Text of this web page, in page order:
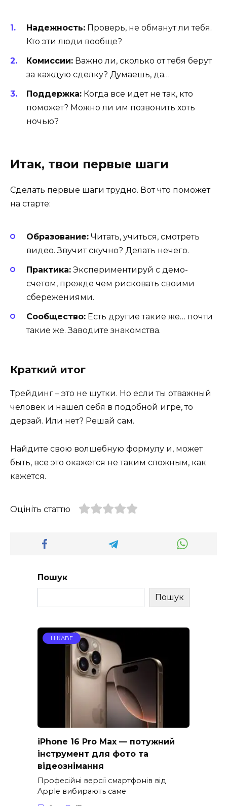
Надежность: Проверь, не обманут ли тебя.
Кто эти люди вообще?
Комиссии: Важно ли, сколько от тебя берут
за каждую сделку? Думаешь, да…
Поддержка: Когда все идет не так, кто
поможет? Можно ли им позвонить хоть
ночью?
Итак, твои первые шаги
Сделать первые шаги трудно. Вот что поможет
на старте:
Образование: Читать, учиться, смотреть
видео. Звучит скучно? Делать нечего.
Практика: Экспериментируй с демо-
счетом, прежде чем рисковать своими
сбережениями.
Сообщество: Есть другие такие же… почти
такие же. Заводите знакомства.
Краткий итог
Трейдинг – это не шутки. Но если ты отважный
человек и нашел себя в подобной игре, то
дерзай. Или нет? Решай сам.
Найдите свою волшебную формулу и, может
быть, все это окажется не таким сложным, как
кажется.
Оцініть статтю
Пошук
Пошук
ЦІКАВЕ
iPhone 16 Pro Max — потужний
інструмент для фото та
відеознімання
Професійні версії смартфонів від
Apple вибирають саме